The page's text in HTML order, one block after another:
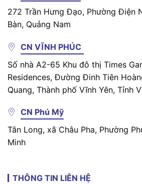
272 Trần Hưng Đạo, Phường Điện
Bàn, Quảng Nam
CN VĨNH PHÚC
Số nhà A2-65 Khu đô thị Times
Residences, Đường Đinh Tiên
Quang, Thành phố Vĩnh Yên, Tỉnh
CN Phú Mỹ
Tân Long, xã Châu Pha, Phường
Minh
THÔNG TIN LIÊN HỆ